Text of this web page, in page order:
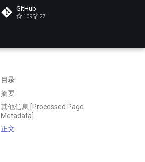
GitHub
109 27
目录
摘要
其他信息 [Processed Page
Metadata]
正文